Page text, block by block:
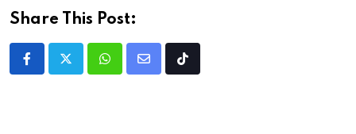
Share This Post: